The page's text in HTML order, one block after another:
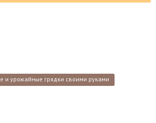
и урожайные грядки своими руками